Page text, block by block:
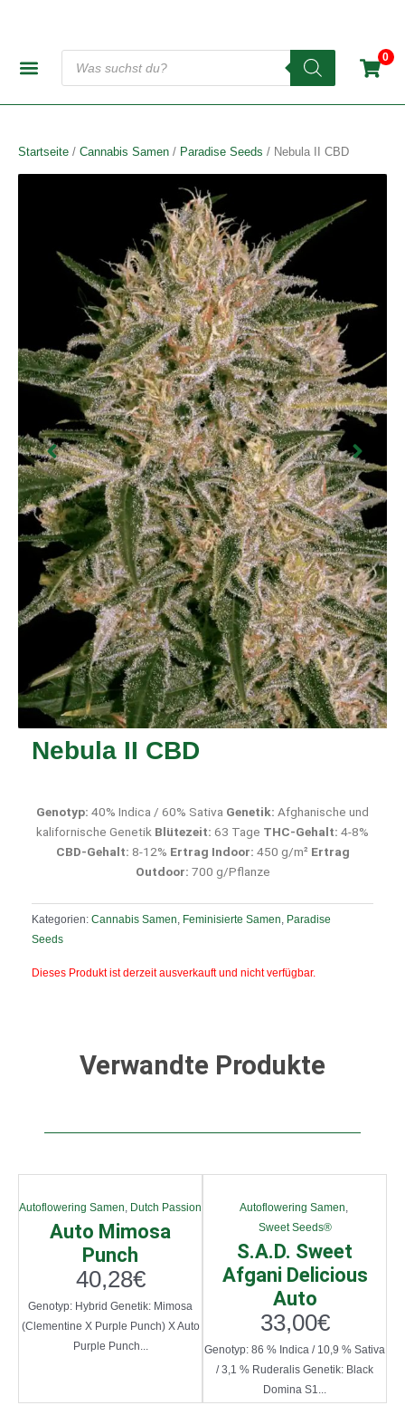
Products
search
0
Startseite / Cannabis Samen / Paradise Seeds / Nebula II CBD
Nebula II CBD
Genotyp: 40% Indica / 60% Sativa Genetik: Afghanische und
kalifornische Genetik Blütezeit: 63 Tage THC-Gehalt: 4-8%
CBD-Gehalt: 8-12% Ertrag Indoor: 450 g/m² Ertrag
Outdoor: 700 g/Pflanze
Kategorien: Cannabis Samen Feminisierte Samen Paradise
Seeds
Dieses Produkt ist derzeit ausverkauft und nicht verfügbar.
Verwandte Produkte
Autoflowering Samen, Dutch Passion
Auto Mimosa
Punch
40,28€
Genotyp: Hybrid Genetik: Mimosa
(Clementine X Purple Punch) X Auto
Purple Punch...
Autoflowering Samen,
Sweet Seeds®
S.A.D. Sweet
Afgani Delicious
Auto
33,00€
Genotyp: 86 % Indica / 10,9 % Sativa
/ 3,1 % Ruderalis Genetik: Black
Domina S1...